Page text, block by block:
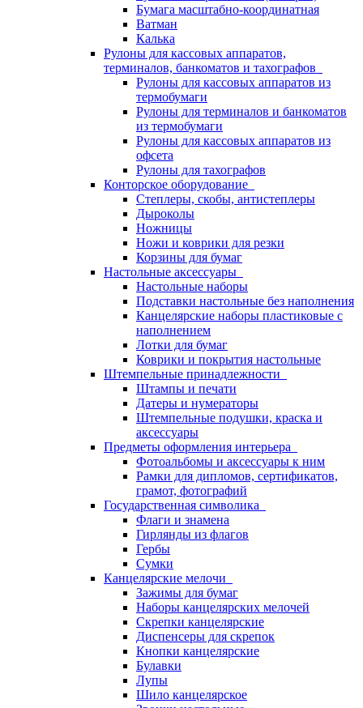
Бумага масштабно-координатная
Ватман
Калька
Рулоны для кассовых аппаратов,
терминалов, банкоматов и тахографов
Рулоны для кассовых аппаратов из
термобумаги
Рулоны для терминалов и банкоматов
из термобумаги
Рулоны для кассовых аппаратов из
офсета
Рулоны для тахографов
Конторское оборудование
Степлеры, скобы, антистеплеры
Дыроколы
Ножницы
Ножи и коврики для резки
Корзины для бумаг
Настольные аксессуары
Настольные наборы
Подставки настольные без наполнения
Канцелярские наборы пластиковые с
наполнением
Лотки для бумаг
Коврики и покрытия настольные
Штемпельные принадлежности
Штампы и печати
Датеры и нумераторы
Штемпельные подушки, краска и
аксессуары
Предметы оформления интерьера
Фотоальбомы и аксессуары к ним
Рамки для дипломов, сертификатов,
грамот, фотографий
Государственная символика
Флаги и знамена
Гирлянды из флагов
Гербы
Сумки
Канцелярские мелочи
Зажимы для бумаг
Наборы канцелярских мелочей
Скрепки канцелярские
Диспенсеры для скрепок
Кнопки канцелярские
Булавки
Лупы
Шило канцелярское